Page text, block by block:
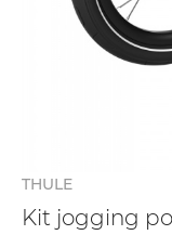
THULE
Kit jogging